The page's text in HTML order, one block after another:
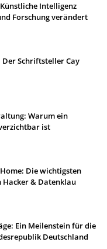
Intelligenz
Forschung verändert
Der Schriftsteller Cay
Warum ein
ist
Die wichtigsten
Hacker & Datenklau
Ein Meilenstein für die
Deutschland